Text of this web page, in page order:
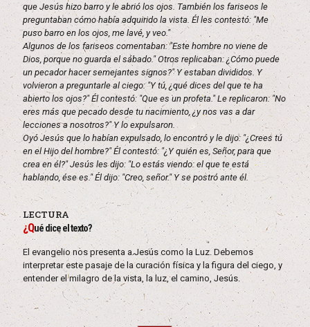
que Jesús hizo barro y le abrió los ojos. También los fariseos le
preguntaban cómo había adquirido la vista. Él les contestó: "Me
puso barro en los ojos, me lavé, y veo."
Algunos de los fariseos comentaban: "Este hombre no viene de
Dios, porque no guarda el sábado." Otros replicaban: ¿Cómo puede
un pecador hacer semejantes signos?" Y estaban divididos. Y
volvieron a preguntarle al ciego: "Y tú, ¿qué dices del que te ha
abierto los ojos?" Él contestó: "Que es un profeta." Le replicaron: "No
eres más que pecado desde tu nacimiento, ¿y nos vas a dar
lecciones a nosotros?" Y lo expulsaron.
Oyó Jesús que lo habían expulsado, lo encontró y le dijo: "¿Crees tú
en el Hijo del hombre?" Él contestó: "¿Y quién es, Señor, para que
crea en él?" Jesús les dijo: "Lo estás viendo: el que te está
hablando, ése es." Él dijo: "Creo, señor." Y se postró ante él.
LECTURA
¿Qué dice el texto?
El evangelio nos presenta a Jesús como la Luz. Debemos
interpretar este pasaje de la curación física y la figura del ciego, y
entender el milagro de la vista, la luz, el camino, Jesús.